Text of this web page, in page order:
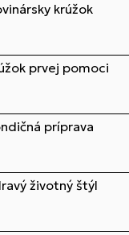
krúžok
prvej pomoci
príprava
životný štýl